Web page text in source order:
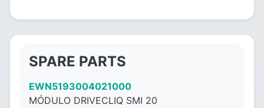
SPARE PARTS
EWN5193004021000
MÓDULO DRIVECLIQ SMI 20